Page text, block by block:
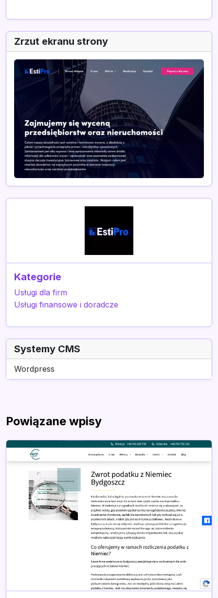
Zrzut ekranu strony
Kategorie
Usługi dla firm
Usługi finansowe i doradcze
Systemy CMS
Wordpress
Powiązane wpisy